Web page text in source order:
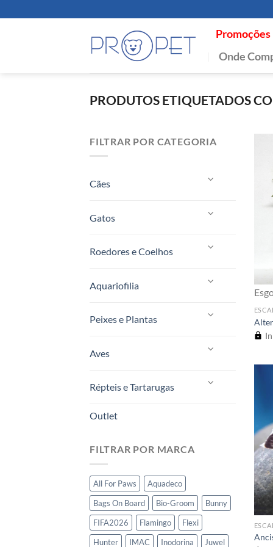
to
Promoções
Onde
PRODUTOS ETIQUETADOS
FILTRAR POR CATEGORIA
Cães
Gatos
Roedores e Coelhos
Aquariofilia
Peixes e Plantas
Aves
Répteis e Tartarugas
Outlet
FILTRAR POR MARCA
All For Paws
Aquadeco
Bags On Board
Bio-Groom
Bunny
FIFA2026
Flamingo
Flexi
Hunter
IMAC Inodorina
Juwel